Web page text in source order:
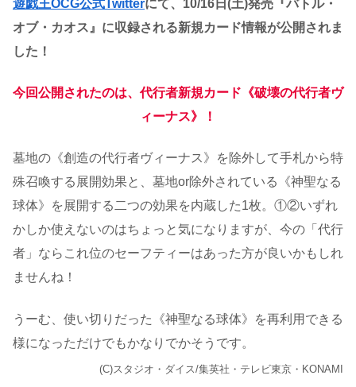
遊戯王OCG公式Twitterにて、10/16日(土)発売『バトル・
オブ・カオス』に収録される新規カード情報が公開されま
した！
今回公開されたのは、代行者新規カード《破壊の代行者ヴ
ィーナス》！
墓地の《創造の代行者ヴィーナス》を除外して手札から特
殊召喚する展開効果と、墓地or除外されている《神聖なる
球体》を展開する二つの効果を内蔵した1枚。①②いずれ
かしか使えないのはちょっと気になりますが、今の「代行
者」ならこれ位のセーフティーはあった方が良いかもしれ
ませんね！
うーむ、使い切りだった《神聖なる球体》を再利用できる
様になっただけでもかなりでかそうです。
(C)スタジオ・ダイス/集英社・テレビ東京・KONAMI